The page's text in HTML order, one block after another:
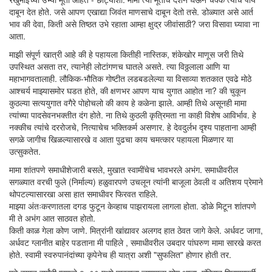
दाबून देत होते. जसे आपण एखाद्या जिवंत माणसाचे दाबून देतो तसे. डोळ्यात असे आर्त
भाव की देवा, किती असे तिष्ठत उभे रहाता आम्हा क्षुद्र जीवांसाठी? जरा विसावा घ्यावा ना
आता.
माझी संपूर्ण खात्री आहे की हे पहायला कितीही नास्तिक, शंकेखोर माणूस जरी तिथे
उपस्थित असता तर, त्यानेही लोटांगणच घातले असते. त्या विठ्ठलाला आणि या
महाभागवतालाही. लौकिक-भौतिक गोष्टीत लडबडलेल्या या विसाव्या शतकात एवढे मोठे
आश्चर्य माझ्यासमोर घडत होते, की क्षणभर आपण याच युगात आहोत ना? की चुकून
कुठल्या सत्ययुगात वगैरे पोहोचलो की काय हे कळेना झाले. आम्ही तिथे असूनही मामा
त्यांच्या पादसेवनभक्तीत दंग होते. ना तिथे कुठली कृत्रिमता ना काही विशेष आविर्भाव. हे
नक्कीच त्यांचे दररोजचे, नित्याचेच भक्तिकर्म असणार. हे देवदुर्लभ दृश्य पाहताना आम्ही
सगळे जागीच खिळल्यासारखे व आता पुढचा काय चमत्कार पहायला मिळणार या
उत्सुकतेत.
मामा शांतपणे समाधीशेजारी बसले, मुखात स्वामींचेच भावभरले अभंग. समाधीवरील
सगळ्यात वरची फुले (निर्माल्य) हळुवारपणे उचलून त्यांनी बाजूला ठेवली व अतिशय प्रेमाने
थोपटल्यासारखा असा हात समाधीवर फिरवत राहिले.
माझ्या अंतःकरणातला दगड फुटून केव्हाच पाझरायला लागला होता. डोळे मिटून शांतपणे
मी ते अभंग आत साठवत होतो.
किती काळ गेला कोण जाणे. मित्रांनी खांद्यावर अलगद हात ठेवत जागे केले. अर्धवट जागा,
अर्धवट ग्लानीत बाहेर पडताना मी पाहिले , समाधीवरील उबदार पांघरुण मामा सारखे करत
होते. स्वामी स्वरुपानंदांच्या कृपेनेच ही यात्रा अशी "सुफलित" होणार होती तर.